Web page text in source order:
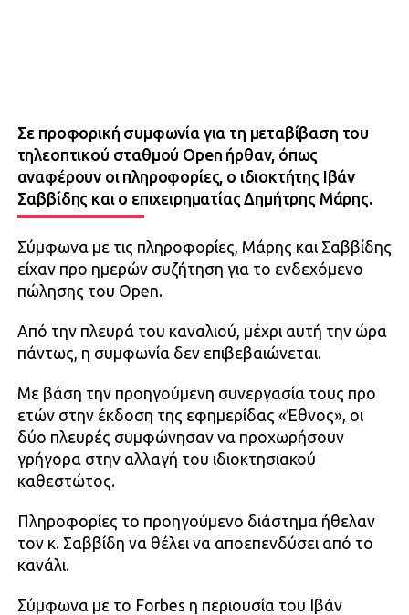
Σε προφορική συμφωνία για τη μεταβίβαση του
τηλεοπτικού σταθμού Open ήρθαν, όπως
αναφέρουν οι πληροφορίες, ο ιδιοκτήτης Ιβάν
Σαββίδης και ο επιχειρηματίας Δημήτρης Μάρης.
Σύμφωνα με τις πληροφορίες, Μάρης και Σαββίδης
είχαν προ ημερών συζήτηση για το ενδεχόμενο
πώλησης του Open.
Από την πλευρά του καναλιού, μέχρι αυτή την ώρα
πάντως, η συμφωνία δεν επιβεβαιώνεται.
Με βάση την προηγούμενη συνεργασία τους προ
ετών στην έκδοση της εφημερίδας «Έθνος», οι
δύο πλευρές συμφώνησαν να προχωρήσουν
γρήγορα στην αλλαγή του ιδιοκτησιακού
καθεστώτος.
Πληροφορίες το προηγούμενο διάστημα ήθελαν
τον κ. Σαββίδη να θέλει να αποεπενδύσει από το
κανάλι.
Σύμφωνα με το Forbes η περιουσία του Ιβάν